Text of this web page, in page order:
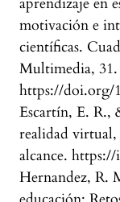
motivación e
científicas.
Multimedia, 31.
https://doi.org/
Escartín, E. R.,
realidad virtual,
alcance. https://
Hernandez, R.